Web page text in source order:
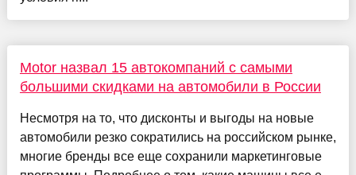
Motor назвал 15 автокомпаний с самыми
большими скидками на автомобили в России
Несмотря на то, что дисконты и выгоды на новые
автомобили резко сократились на российском рынке,
многие бренды все еще сохранили маркетинговые